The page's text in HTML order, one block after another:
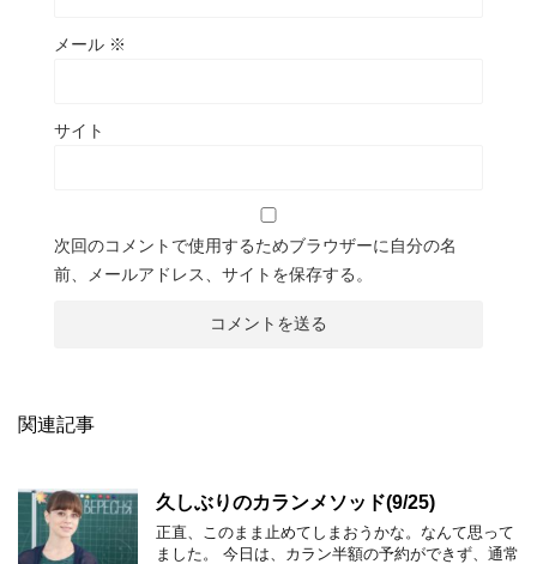
メール ※
サイト
次回のコメントで使用するためブラウザーに自分の名
前、メールアドレス、サイトを保存する。
関連記事
久しぶりのカランメソッド(9/25)
正直、このまま止めてしまおうかな。なんて思って
ました。 今日は、カラン半額の予約ができず、通常